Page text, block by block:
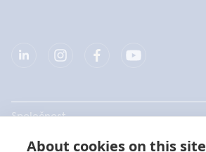
About cookies on this site
Společnost
Produkty